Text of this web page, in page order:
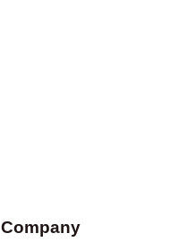
Company